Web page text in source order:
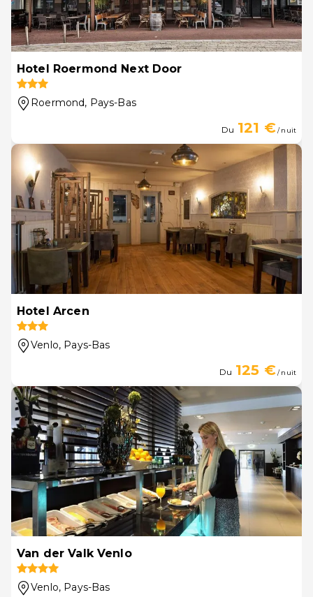
Hotel Roermond Next Door
Roermond, Pays-Bas
Du 121 €/ nuit
Hotel Arcen
Venlo, Pays-Bas
Du 125 €/ nuit
Van der Valk Venlo
Venlo, Pays-Bas